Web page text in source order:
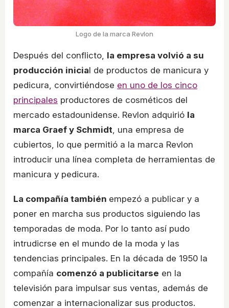
Logo de la marca Revlon
Después del conflicto, la empresa volvió a su
producción inicial de productos de manicura y
pedicura, convirtiéndose en uno de los cinco
principales productores de cosméticos del
mercado estadounidense. Revlon adquirió la
marca Graef y Schmidt , una empresa de
cubiertos, lo que permitió a la marca Revlon
introducir una línea completa de herramientas de
manicura y pedicura.
La compañía también empezó a publicar y a
poner en marcha sus productos siguiendo las
temporadas de moda. Por lo tanto así pudo
intrudicrse en el mundo de la moda y las
tendencias principales. En la década de 1950 la
compañía comenzó a publicitarse en la
televisión para impulsar sus ventas, además de
comenzar a internacionalizar sus productos.